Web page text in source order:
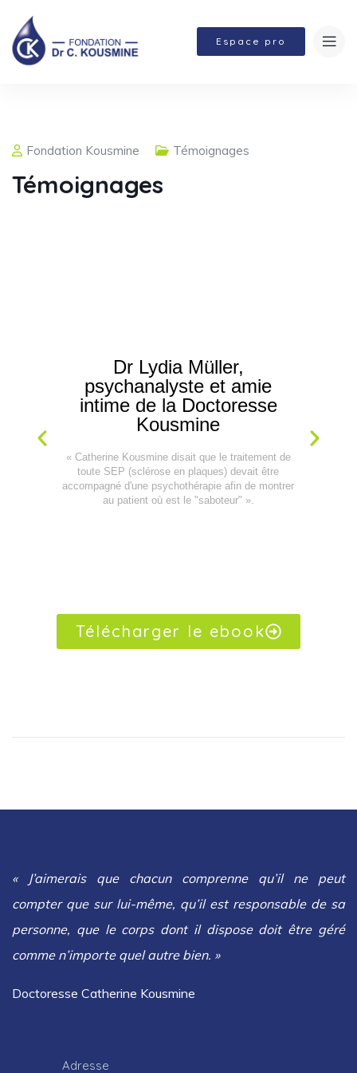
Espace pro
Fondation Kousmine Témoignages
Témoignages
Dr Lydia Müller,
psychanalyste et amie
intime de la Doctoresse
Kousmine
« Catherine Kousmine disait que le traitement de
toute SEP (sclérose en plaques) devait être
accompagné d'une psychothérapie afin de montrer
au patient où est le "saboteur" ».
Télécharger le ebook
« J’aimerais que chacun comprenne qu’il ne peut
compter que sur lui-même, qu’il est responsable de sa
personne, que le corps dont il dispose doit être géré
comme n’importe quel autre bien. »
Doctoresse Catherine Kousmine
Adresse